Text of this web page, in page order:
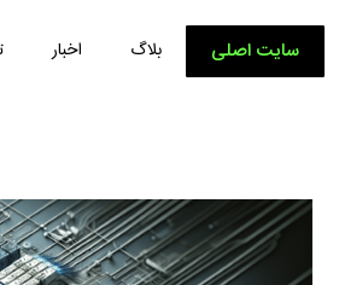
سایت اصلی بلاگ اخبار